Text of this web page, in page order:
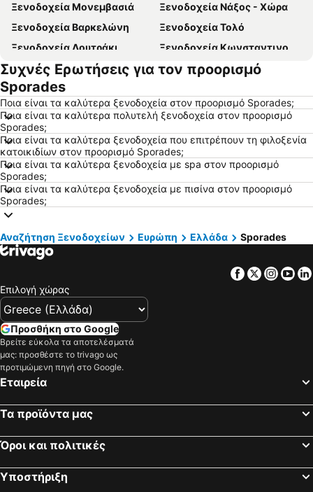
Ξενοδοχεία Μονεμβασιά
Ξενοδοχεία Νάξος - Χώρα
Ξενοδοχεία Βαρκελώνη
Ξενοδοχεία Τολό
Ξενοδοχεία Λουτράκι
Ξενοδοχεία Κωνσταντινούπολη
Ξενοδοχεία Βιέννη
Ξενοδοχεία Ρώμη
Ξενοδοχεία Αλεξανδρούπολη
Ξενοδοχεία Βουδαπέστη
Ξενοδοχεία Κρακοβία
Ξενοδοχεία Σύβοτα
Ξενοδοχεία Ίος - Χώρα
Ξενοδοχεία Πελοπόννησος
Ξενοδοχεία Εύβοια
Ξενοδοχεία Μύκονος
Ξενοδοχεία Λευκάδα
Ξενοδοχεία Κεφαλονιά
Ξενοδοχεία Σαντορίνη
Ξενοδοχεία Τήνος
Ξενοδοχεία Σκιάθος
Ξενοδοχεία Αίγινα
Ξενοδοχεία Πήλιο
Ξενοδοχεία Κύθηρα
Ξενοδοχεία Σκόπελος
Συχνές Ερωτήσεις για τον προορισμό
Sporades
Ποια είναι τα καλύτερα ξενοδοχεία στον προορισμό Sporades;
Ποια είναι τα καλύτερα πολυτελή ξενοδοχεία στον προορισμό
Sporades;
Ποια είναι τα καλύτερα ξενοδοχεία που επιτρέπουν τη φιλοξενία
κατοικιδίων στον προορισμό Sporades;
Ποια είναι τα καλύτερα ξενοδοχεία με spa στον προορισμό
Sporades;
Ποια είναι τα καλύτερα ξενοδοχεία με πισίνα στον προορισμό
Sporades;
Αναζήτηση Ξενοδοχείων Ευρώπη Ελλάδα Sporades
Facebook
Twitter
Επιλογή χώρας
Προσθήκη στο Google
Βρείτε εύκολα τα αποτελέσματά
μας: προσθέστε το trivago ως
προτιμώμενη πηγή στο Google.
Εταιρεία
Τα προϊόντα μας
Όροι και πολιτικές
Υποστήριξη